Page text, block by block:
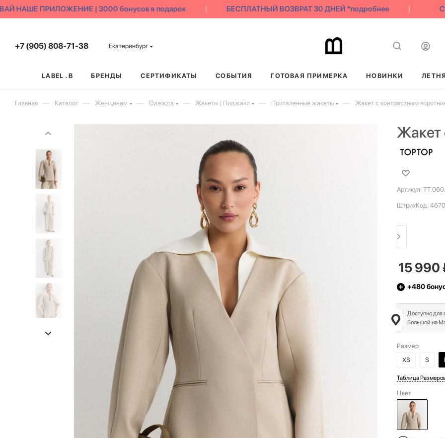
НАШЕ ПРИЛОЖЕНИЕ | 3000 бонусов в подарок БЕСПЛАТНЫЙ ВОЗВРАТ 30 ДНЕЙ *подробнее
+7 (905) 808-71-38 Екатеринбург
LABEL .B БРЕНДЫ СЕРТИФИКАТЫ СОБЫТИЯ ГОТОВАЯ ПРИМЕРКА НОВИНКИ
Главная — Каталог — Женщинам — Одежда — Жакеты | Пиджаки — Приталенные жакеты — Жакет с контрастным
Жакет
Артикул:
ШтрихКод:
15 990
+480
Доступно для
Большой на
Размер
XS
S
Таблица
Цвет